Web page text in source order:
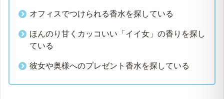
オフィスでつけられる香水を探している
ほんのり甘くカッコいい「イイ女」の香りを探し
ている
彼女や奥様へのプレゼント香水を探している